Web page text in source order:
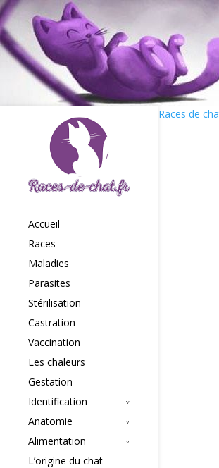
Accueil
Races
Maladies
Parasites
Stérilisation
Castration
Vaccination
Les chaleurs
Gestation
Identification
Anatomie
Alimentation
L’origine du chat
Races de